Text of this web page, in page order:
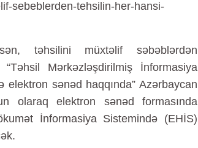
sebeblerden-tehsilin-her-hansi-
təhsilini müxtəlif səbəblərdən
Mərkəzləşdirilmiş İnformasiya
sənəd haqqında” Azərbaycan
olaraq elektron sənəd formasında
İnformasiya Sistemində (EHİS)